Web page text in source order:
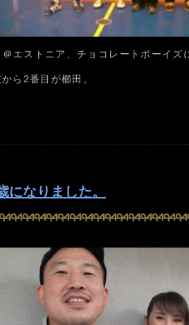
エストニア、チョコレートボーイズ
ら2番目が櫛田。
になりました。